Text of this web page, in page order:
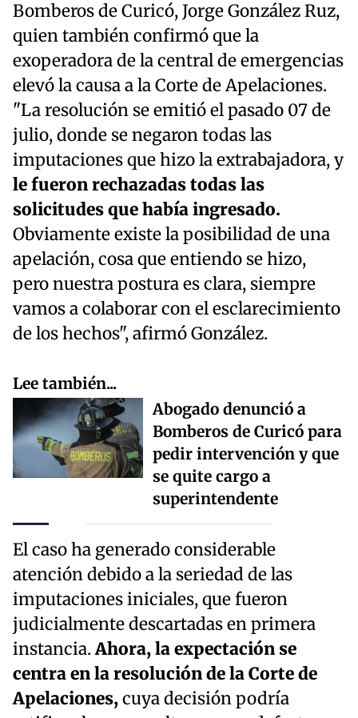
Bomberos de Curicó, Jorge González Ruz,
quien también confirmó que la
exoperadora de la central de emergencias
elevó la causa a la Corte de Apelaciones.
"La resolución se emitió el pasado 07 de
julio, donde se negaron todas las
imputaciones que hizo la extrabajadora, y
le fueron rechazadas todas las
solicitudes que había ingresado.
Obviamente existe la posibilidad de una
apelación, cosa que entiendo se hizo,
pero nuestra postura es clara, siempre
vamos a colaborar con el esclarecimiento
de los hechos", afirmó González.
Lee también...
Abogado denunció a
Bomberos de Curicó para
pedir intervención y que
se quite cargo a
superintendente
El caso ha generado considerable
atención debido a la seriedad de las
imputaciones iniciales, que fueron
judicialmente descartadas en primera
instancia.Ahora, la expectación se
centra en la resolución de la Corte de
Apelaciones,cuya decisión podría